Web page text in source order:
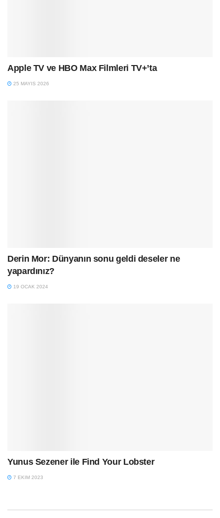
Apple TV ve HBO Max Filmleri TV+’ta
25 MAYIS 2026
Derin Mor: Dünyanın sonu geldi deseler ne
yapardınız?
19 OCAK 2024
Yunus Sezener ile Find Your Lobster
7 EKIM 2023